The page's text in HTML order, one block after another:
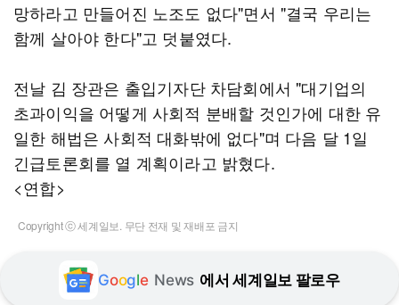
망하라고 만들어진 노조도 없다"면서 "결국 우리는
함께 살아야 한다"고 덧붙였다.
전날 김 장관은 출입기자단 차담회에서 "대기업의
초과이익을 어떻게 사회적 분배할 것인가에 대한 유
일한 해법은 사회적 대화밖에 없다"며 다음 달 1일
긴급토론회를 열 계획이라고 밝혔다.
<연합>
Copyright ⓒ 세계일보. 무단 전재 및 재배포 금지
Google News 에서 세계일보 팔로우